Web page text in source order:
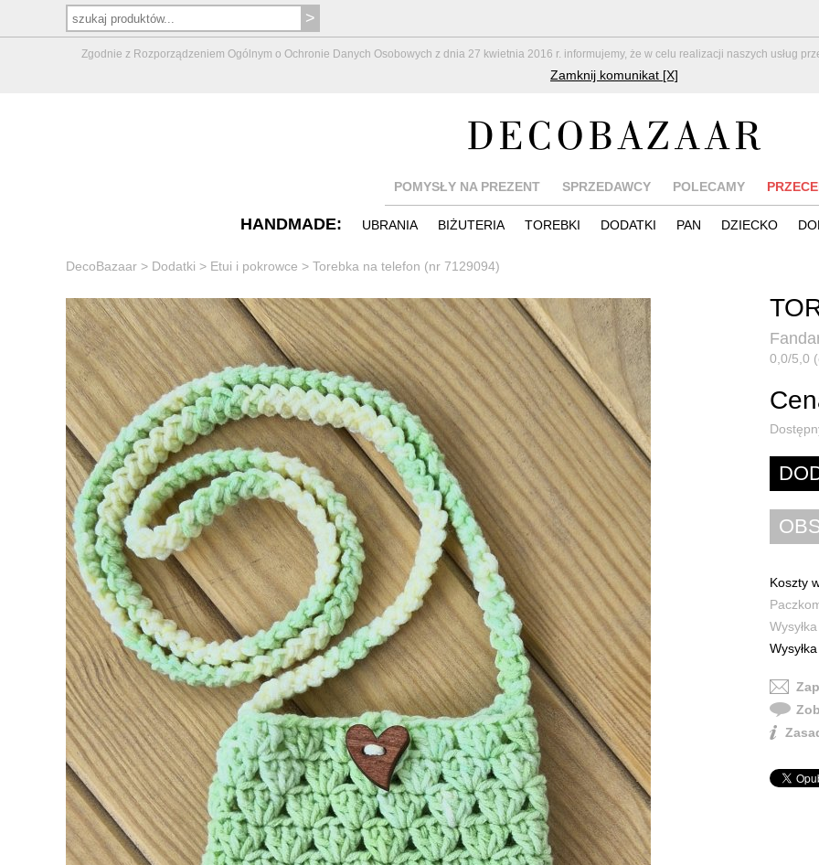
Zgodnie z Rozporządzeniem Ogólnym o Ochronie Danych Osobowych z dnia 27 kwietnia 2016 r. informujemy, że w celu realizacji naszych usług
Zamknij komunikat [X]
POMYSŁY NA PREZENT SPRZEDAWCY POLECAMY
HANDMADE: UBRANIA BIŻUTERIA TOREBKI DODATKI PAN DZIECKO
DecoBazaar > Dodatki > Etui i pokrowce > Torebka na telefon (nr 7129094)
0,0/5,0
Koszty